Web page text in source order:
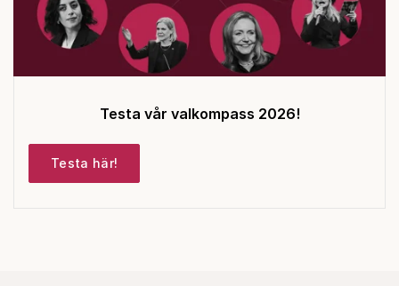
Testa vår valkompass 2026!
Testa här!